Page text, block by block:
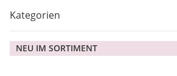
Kategorien
NEU IM SORTIMENT